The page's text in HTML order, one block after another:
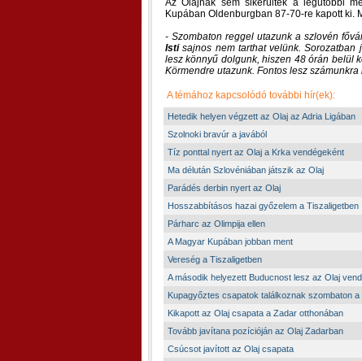
Az Olajnak sem sikerültek a legutóbbi
Kupában Oldenburgban 87-70-re kapott ki.
- Szombaton reggel utazunk a szlovén
Istisajnos nem tarthat velünk. Sorozatban
lesz könnyű dolgunk, hiszen 48 órán belül
Körmendre utazunk. Fontos lesz
A témához kapcsolódó további hír(ek):
Hetedik helyen végzett az Olaj az Adria Ligában
Szolnoki bravúr a javából
Tíz ponttal nyert az Olaj a Krka vendégeként
Ma délután Szlovéniában játszik az Olaj
Parádés derbin nyert az Olaj
Hosszabbításos hazai győzelem a Tiszaligetben
Párharc az Olimpija ellen
A Magyar Kupában jobban ment
Vereség a Tiszaligetben
A második helyezett Buducnost lesz az Olaj
Kupagyőztes csapatok találkoznak szombaton a
Kikapott az Olaj csapata a Zadar otthonában
Tovább javítana pozícióján az Olaj Zadarban
Csúcsot javított az Olaj csapata